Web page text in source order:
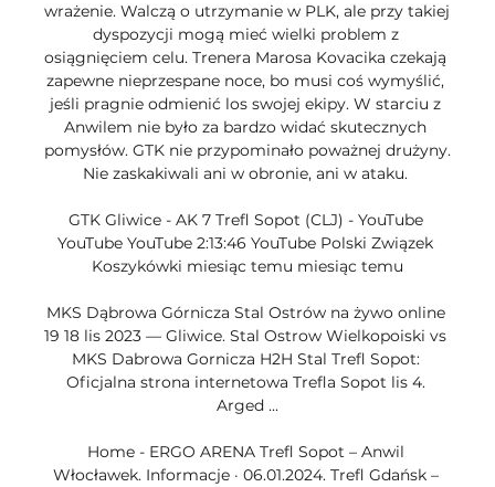
wrażenie. Walczą o utrzymanie w PLK, ale przy takiej
dyspozycji mogą mieć wielki problem z
osiągnięciem celu. Trenera Marosa Kovacika czekają
zapewne nieprzespane noce, bo musi coś wymyślić,
jeśli pragnie odmienić los swojej ekipy. W starciu z
Anwilem nie było za bardzo widać skutecznych
pomysłów. GTK nie przypominało poważnej drużyny.
Nie zaskakiwali ani w obronie, ani w ataku.
GTK Gliwice - AK 7 Trefl Sopot (CLJ) - YouTube
YouTube YouTube 2:13:46 YouTube Polski Związek
Koszykówki miesiąc temu miesiąc temu
MKS Dąbrowa Górnicza Stal Ostrów na żywo online
19 18 lis 2023 — Gliwice. Stal Ostrow Wielkopoiski vs
MKS Dabrowa Gornicza H2H Stal Trefl Sopot:
Oficjalna strona internetowa Trefla Sopot lis 4.
Arged ...
Home - ERGO ARENA Trefl Sopot – Anwil
Włocławek. Informacje · 06.01.2024. Trefl Gdańsk –